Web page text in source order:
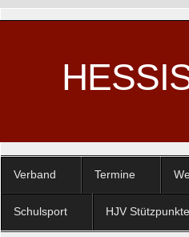
Verband Termine
Schulsport HJV Stützpunkte